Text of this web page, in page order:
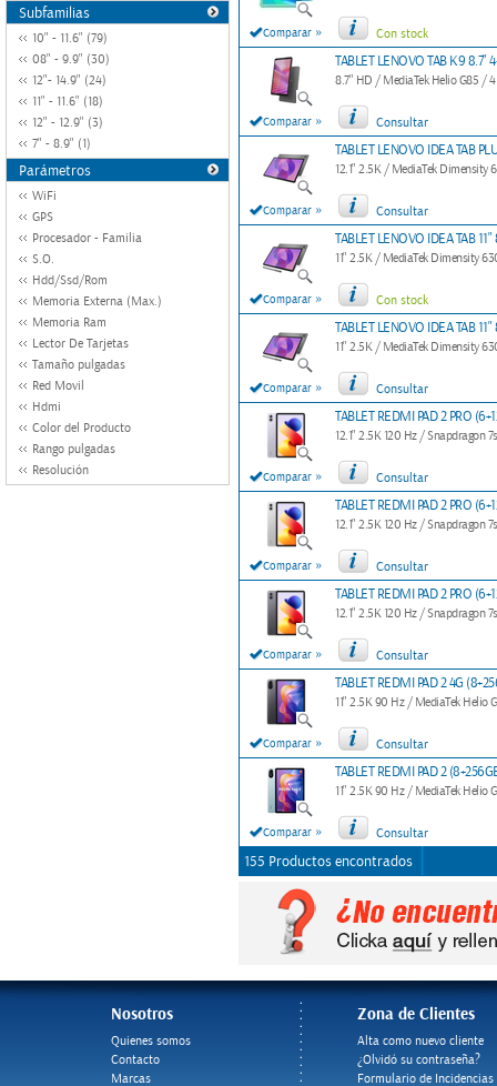
Subfamilias
10" - 11.6" (79)
08" - 9.9" (30)
12"- 14.9" (24)
11" - 11.6" (18)
12" - 12.9" (3)
7" - 8.9" (1)
Parámetros
WiFi
GPS
Procesador - Familia
S.O.
Hdd/Ssd/Rom
Memoria Externa (Max.)
Memoria Ram
Lector De Tarjetas
Tamaño pulgadas
Red Movil
Hdmi
Color del Producto
Rango pulgadas
Resolución
Comparar » Con stock
Comparar »
TABLET LENOVO TAB K9 8.7"
8.7" HD / MediaTek Helio G85 /
Consultar
Comparar »
TABLET LENOVO IDEA TAB
12.1" 2.5K / MediaTek Dimensity
Consultar
Comparar »
TABLET LENOVO IDEA TAB
11" 2.5K / MediaTek Dimensity
Con stock
Comparar »
TABLET LENOVO IDEA TAB
11" 2.5K / MediaTek Dimensity
Consultar
Comparar »
TABLET REDMI PAD 2 PRO
12.1" 2.5K 120 Hz / Snapdragon
Consultar
Comparar »
TABLET REDMI PAD 2 PRO
12.1" 2.5K 120 Hz / Snapdragon
Consultar
Comparar »
TABLET REDMI PAD 2 PRO
12.1" 2.5K 120 Hz / Snapdragon
Consultar
Comparar »
TABLET REDMI PAD 2 4G
11" 2.5K 90 Hz / MediaTek Helio
Consultar
Comparar »
TABLET REDMI PAD 2
11" 2.5K 90 Hz / MediaTek Helio
Consultar
155 Productos encontrados
Nosotros
Quienes somos
Contacto
Marcas
Zona de Clientes
Alta como nuevo cliente
¿Olvidó su contraseña?
Formulario de Incidencias